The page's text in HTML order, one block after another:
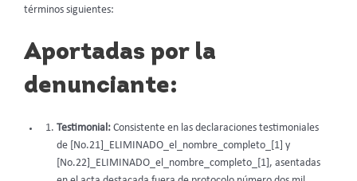
términos siguientes:
Aportadas por la
denunciante:
Testimonial: Consistente en las declaraciones testimoniales
de [No.21]_ELIMINADO_el_nombre_completo_[1] y
[No.22]_ELIMINADO_el_nombre_completo_[1], asentadas